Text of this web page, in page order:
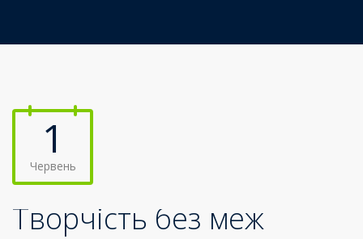
1
Червень
Творчість без меж